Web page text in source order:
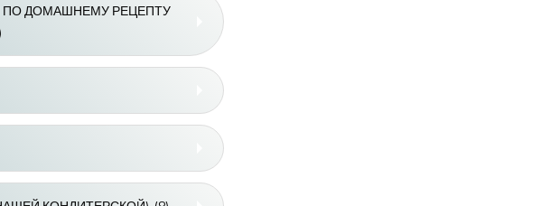
ПО ДОМАШНЕМУ РЕЦЕПТУ